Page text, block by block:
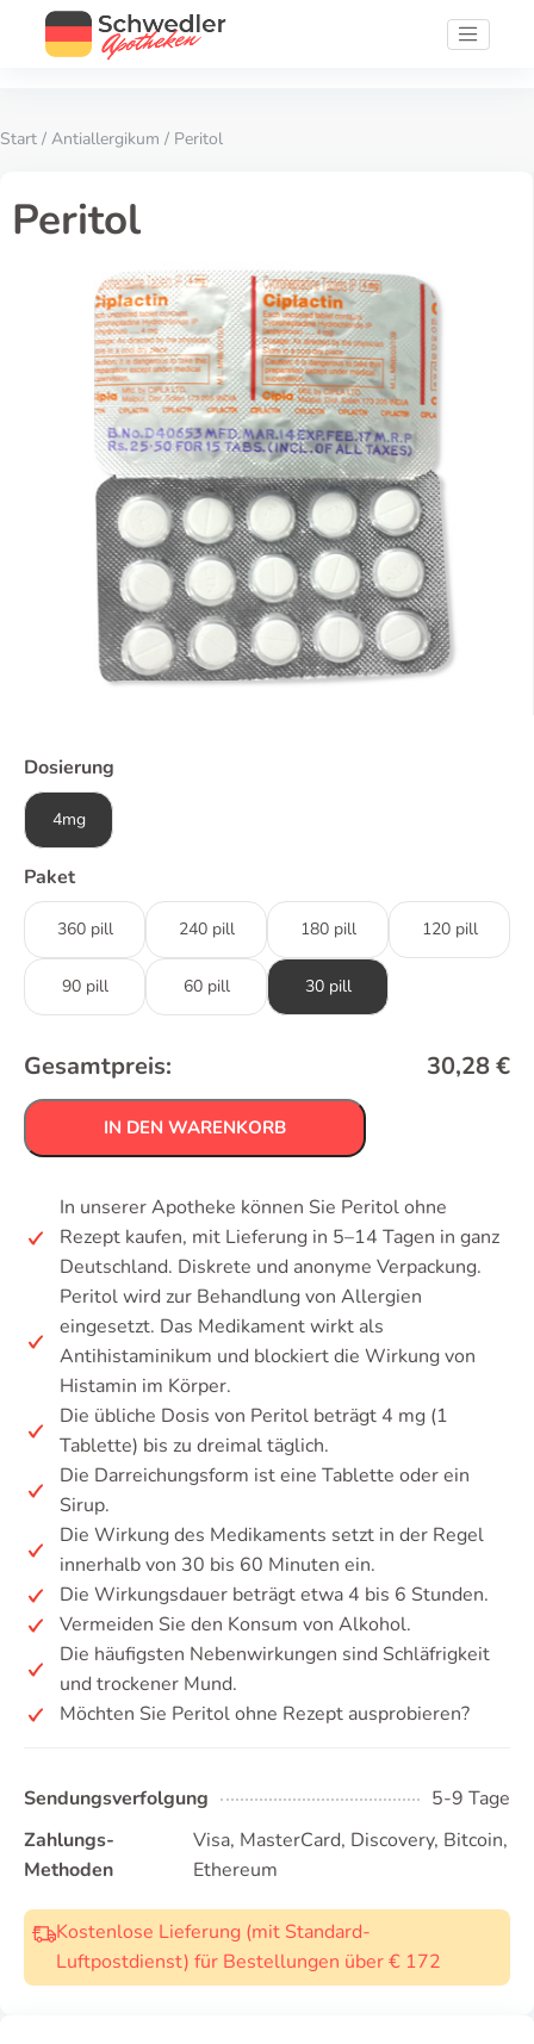
Start / Antiallergikum / Peritol
Peritol
Dosierung
4mg
Paket
360 pill 240 pill 180 pill 120 pill
90 pill 60 pill 30 pill
Gesamtpreis: 30,28€
IN DEN WARENKORB
In unserer Apotheke können Sie Peritol ohne
Rezept kaufen, mit Lieferung in 5–14 Tagen in ganz
Deutschland. Diskrete und anonyme Verpackung.
Peritol wird zur Behandlung von Allergien
eingesetzt. Das Medikament wirkt als
Antihistaminikum und blockiert die Wirkung von
Histamin im Körper.
Die übliche Dosis von Peritol beträgt 4 mg (1
Tablette) bis zu dreimal täglich.
Die Darreichungsform ist eine Tablette oder ein
Sirup.
Die Wirkung des Medikaments setzt in der Regel
innerhalb von 30 bis 60 Minuten ein.
Die Wirkungsdauer beträgt etwa 4 bis 6 Stunden.
Vermeiden Sie den Konsum von Alkohol.
Die häufigsten Nebenwirkungen sind Schläfrigkeit
und trockener Mund.
Möchten Sie Peritol ohne Rezept ausprobieren?
Sendungsverfolgung
5-9 Tage
Zahlungs-
Methoden
Visa, MasterCard, Discovery, Bitcoin,
Ethereum
Kostenlose Lieferung (mit Standard-
Luftpostdienst) für Bestellungen über € 172